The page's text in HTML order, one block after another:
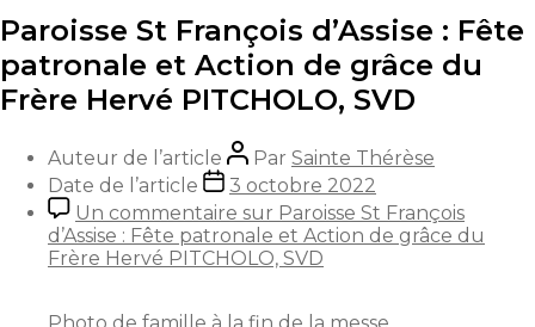
Paroisse St François d’Assise : Fête
patronale et Action de grâce du
Frère Hervé PITCHOLO, SVD
Auteur de l’article Par Sainte Thérèse
Date de l’article
3 octobre 2022
Un commentaire sur Paroisse St François
d’Assise : Fête patronale et Action de grâce du
Frère Hervé PITCHOLO, SVD